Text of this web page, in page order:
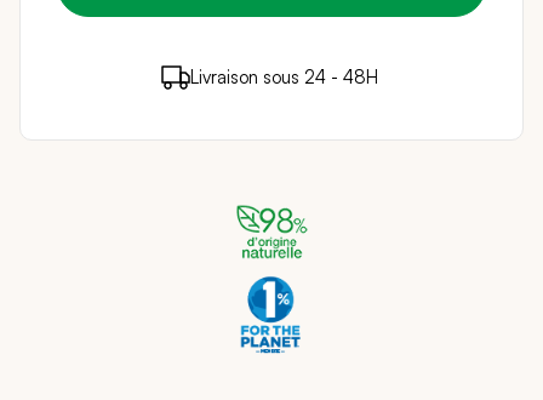
13 points de fidélité ( 0,26 €
en achetant ce
Livraison sous 24 - 48H
Paiement sécurisé